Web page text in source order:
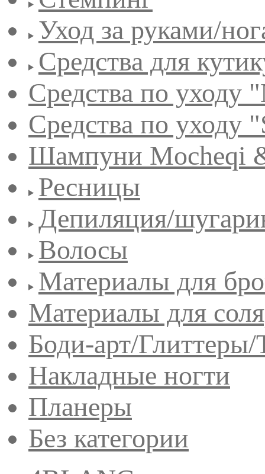
Уход за руками/
Средства для
Средства по уходу
Средства по уходу
Шампуни Mocheqi
Ресницы
Депиляция/
Волосы
Материалы для
Материалы для
Боди-арт/
Накладные ногти
Планеры
Без категории